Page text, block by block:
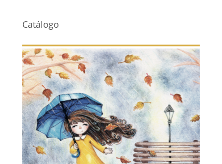
Catálogo